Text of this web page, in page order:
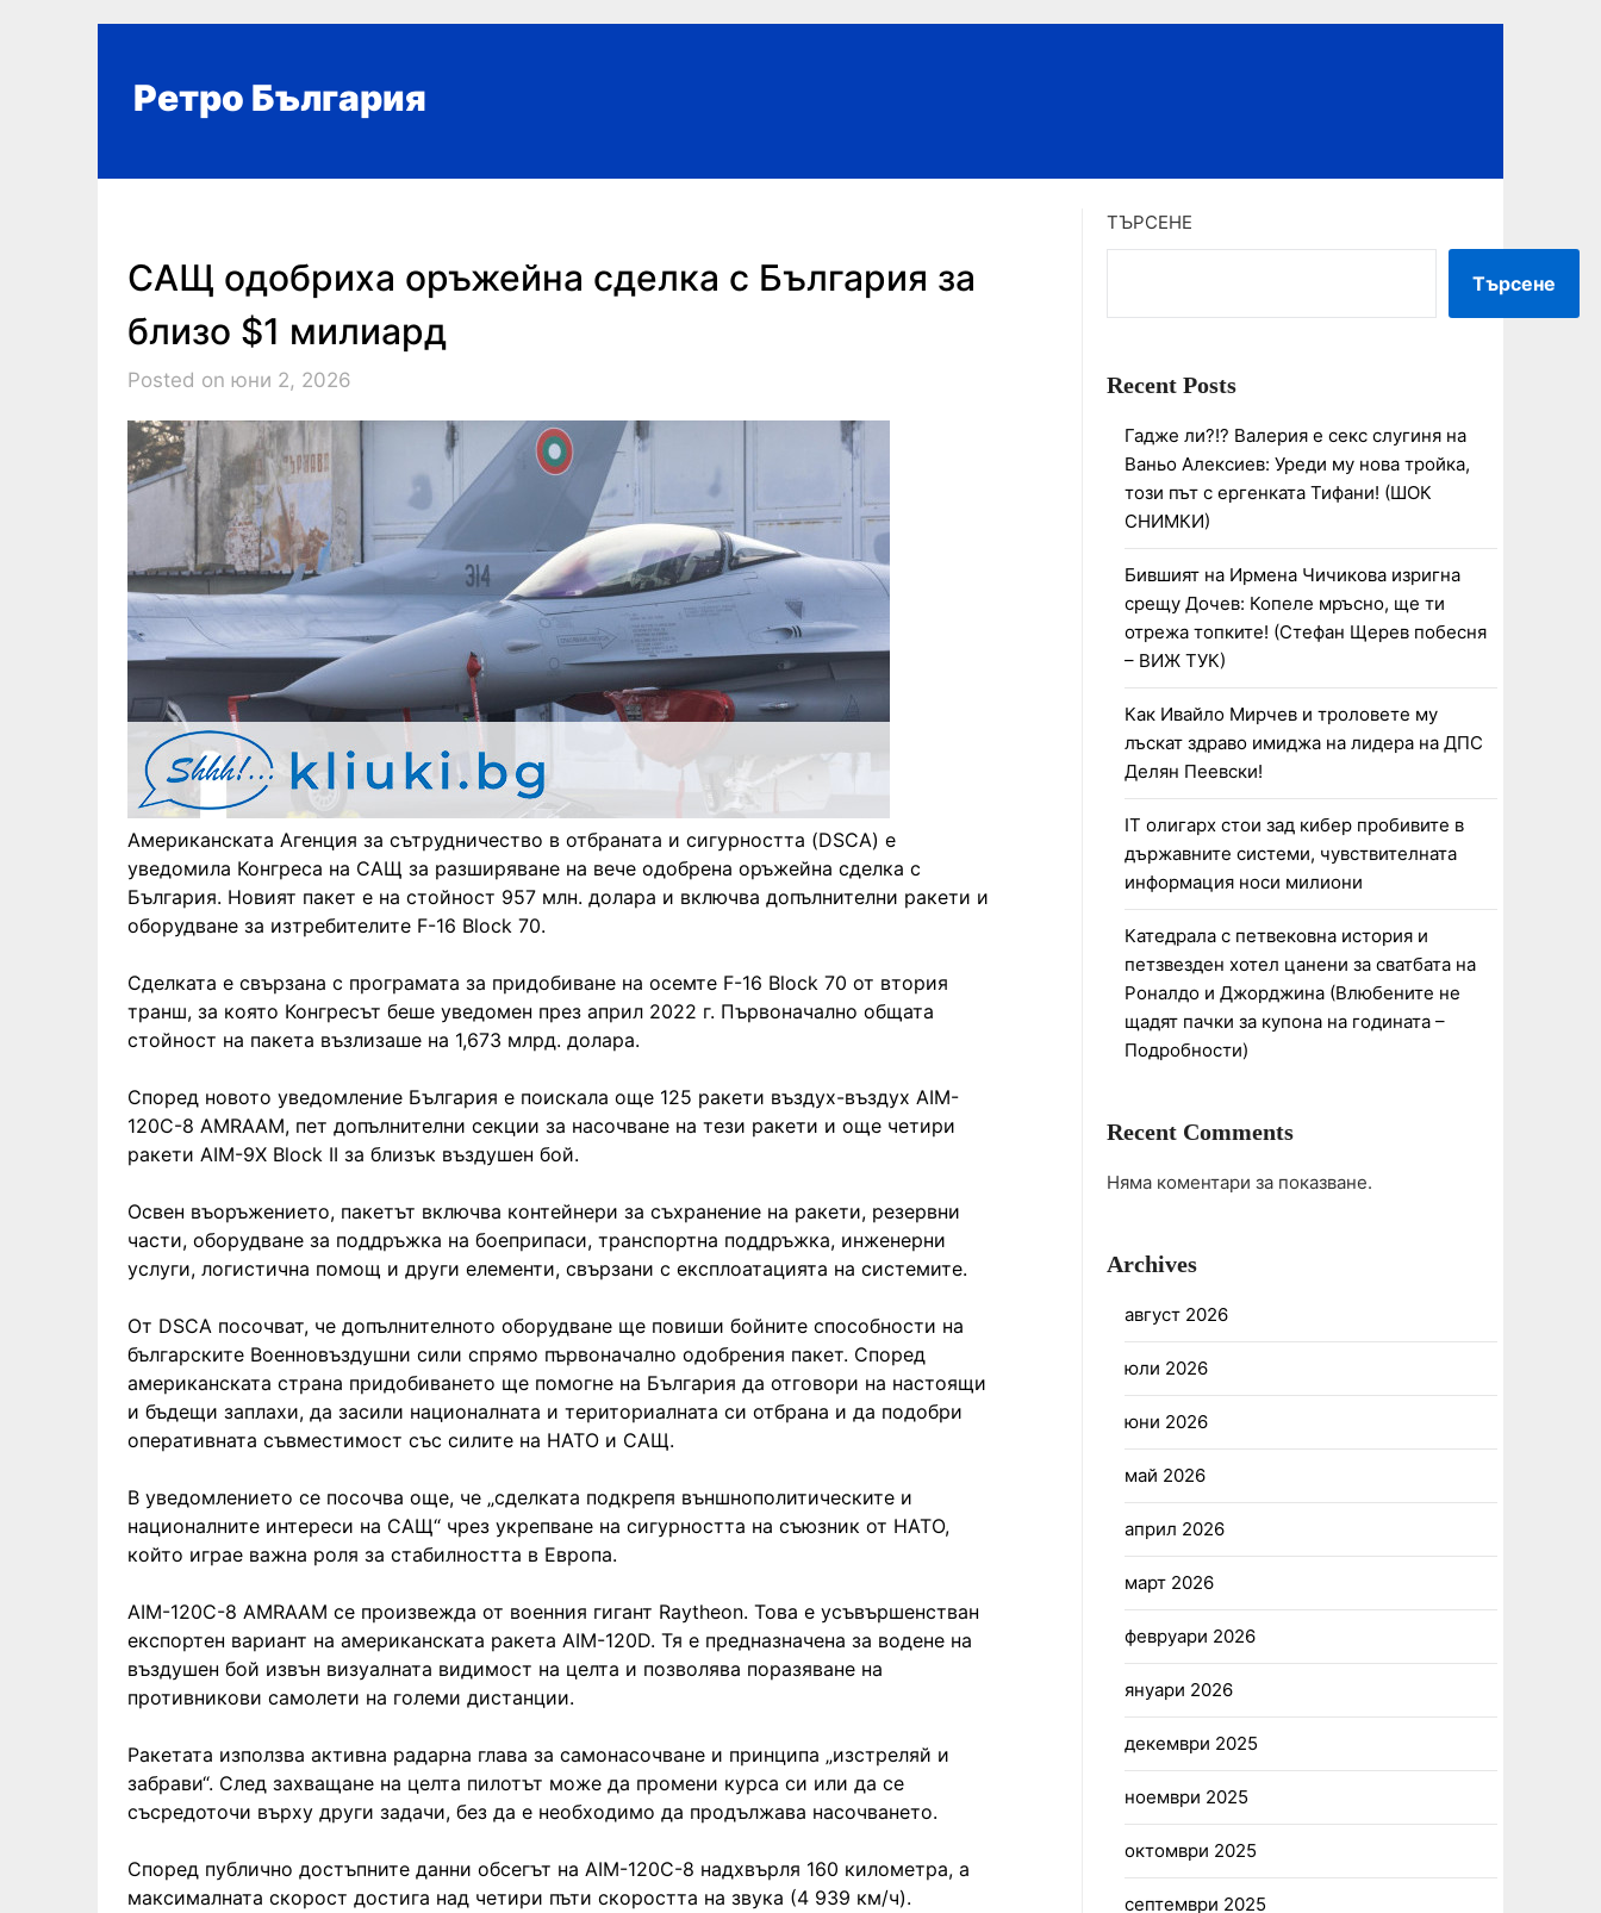
Ретро България
САЩ одобриха оръжейна сделка с България за
близо $1 милиард
Posted on юни 2, 2026
Американската Агенция за сътрудничество в отбраната и сигурността (DSCA) е
уведомила Конгреса на САЩ за разширяване на вече одобрена оръжейна сделка с
България. Новият пакет е на стойност 957 млн. долара и включва допълнителни ракети и
оборудване за изтребителите F-16 Block 70.
Сделката е свързана с програмата за придобиване на осемте F-16 Block 70 от втория
транш, за която Конгресът беше уведомен през април 2022 г. Първоначално общата
стойност на пакета възлизаше на 1,673 млрд. долара.
Според новото уведомление България е поискала още 125 ракети въздух-въздух AIM-
120C-8 AMRAAM, пет допълнителни секции за насочване на тези ракети и още четири
ракети AIM-9X Block II за близък въздушен бой.
Освен въоръжението, пакетът включва контейнери за съхранение на ракети, резервни
части, оборудване за поддръжка на боеприпаси, транспортна поддръжка, инженерни
услуги, логистична помощ и други елементи, свързани с експлоатацията на системите.
От DSCA посочват, че допълнителното оборудване ще повиши бойните способности на
българските Военновъздушни сили спрямо първоначално одобрения пакет. Според
американската страна придобиването ще помогне на България да отговори на настоящи
и бъдещи заплахи, да засили националната и териториалната си отбрана и да подобри
оперативната съвместимост със силите на НАТО и САЩ.
В уведомлението се посочва още, че „сделката подкрепя външнополитическите и
националните интереси на САЩ“ чрез укрепване на сигурността на съюзник от НАТО,
който играе важна роля за стабилността в Европа.
AIM-120C-8 AMRAAM се произвежда от военния гигант Raytheon. Това е усъвършенстван
експортен вариант на американската ракета AIM-120D. Тя е предназначена за водене на
въздушен бой извън визуалната видимост на целта и позволява поразяване на
противникови самолети на големи дистанции.
Ракетата използва активна радарна глава за самонасочване и принципа „изстреляй и
забрави“. След захващане на целта пилотът може да промени курса си или да се
съсредоточи върху други задачи, без да е необходимо да продължава насочването.
Според публично достъпните данни обсегът на AIM-120C-8 надхвърля 160 километра, а
максималната скорост достига над четири пъти скоростта на звука (4 939 км/ч).
ТЪРСЕНЕ
Търсене
Recent Posts
Гадже ли?!? Валерия е секс слугиня на
Ваньо Алексиев: Уреди му нова тройка,
този път с ергенката Тифани! (ШОК
СНИМКИ)
Бившият на Ирмена Чичикова изригна
срещу Дочев: Копеле мръсно, ще ти
отрежа топките! (Стефан Щерев побесня
– ВИЖ ТУК)
Как Ивайло Мирчев и троловете му
лъскат здраво имиджа на лидера на ДПС
Делян Пеевски!
IT олигарх стои зад кибер пробивите в
държавните системи, чувствителната
информация носи милиони
Катедрала с петвековна история и
петзвезден хотел цанени за сватбата на
Роналдо и Джорджина (Влюбените не
щадят пачки за купона на годината –
Подробности)
Recent Comments
Няма коментари за показване.
Archives
август 2026
юли 2026
юни 2026
май 2026
април 2026
март 2026
февруари 2026
януари 2026
декември 2025
ноември 2025
октомври 2025
септември 2025